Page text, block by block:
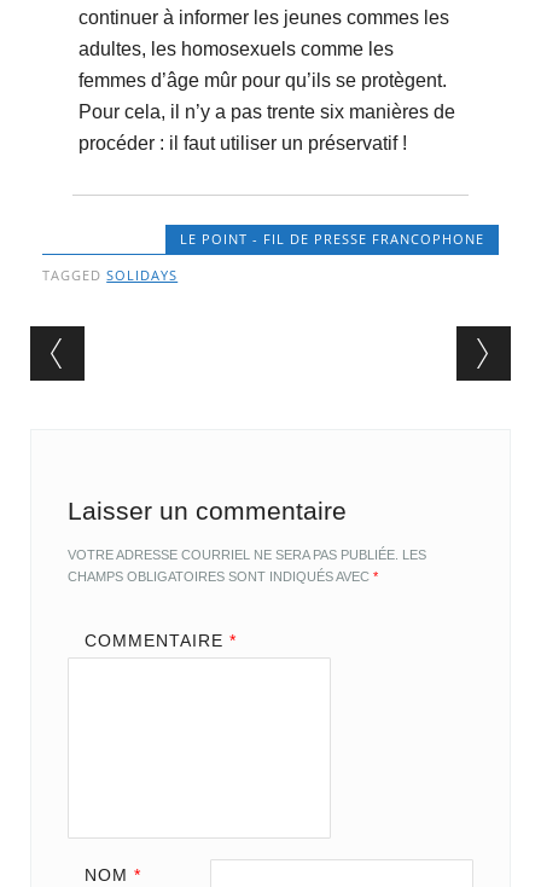
continuer à informer les jeunes commes les
adultes, les homosexuels comme les
femmes d’âge mûr pour qu’ils se protègent.
Pour cela, il n’y a pas trente six manières de
procéder : il faut utiliser un préservatif !
LE POINT - FIL DE PRESSE FRANCOPHONE
TAGGEDSOLIDAYS
Post navigation
Laisser un commentaire
VOTRE ADRESSE COURRIEL NE SERA PAS PUBLIÉE. LES
CHAMPS OBLIGATOIRES SONT INDIQUÉS AVEC*
COMMENTAIRE *
NOM *